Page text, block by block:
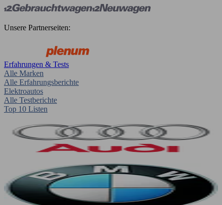
Unsere Partnerseiten:
Erfahrungen & Tests
Alle Marken
Alle Erfahrungsberichte
Elektroautos
Alle Testberichte
Top 10 Listen